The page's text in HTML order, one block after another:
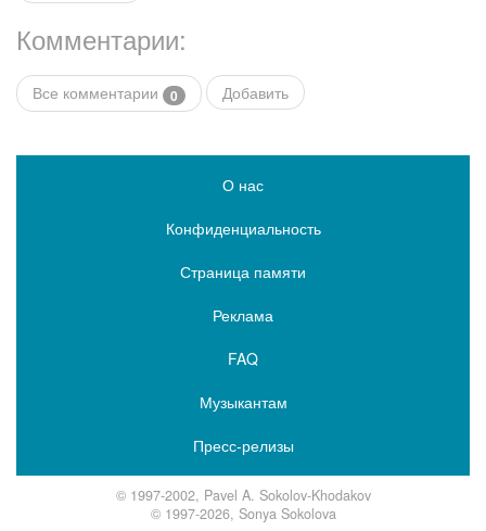
Комментарии:
Все комментарии 0 Добавить
О нас
Конфиденциальность
Страница памяти
Реклама
FAQ
Музыкантам
Пресс-релизы
© 1997-2002, Pavel A. Sokolov-Khodakov
© 1997-2026, Sonya Sokolova